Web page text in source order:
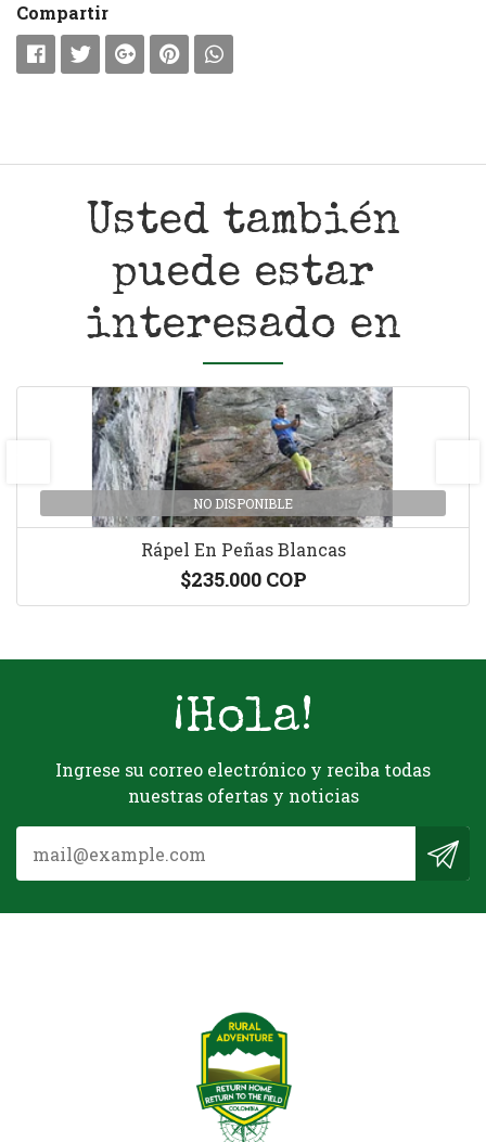
Compartir
Usted también
puede estar
interesado en
NO DISPONIBLE
Rápel En Peñas Blancas
$235.000 COP
¡Hola!
Ingrese su correo electrónico y reciba todas
nuestras ofertas y noticias